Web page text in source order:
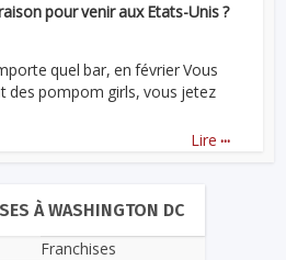
pour venir aux Etats-Unis ?
quel bar, en février Vous
des pompom girls, vous jetez
Lire ...
À WASHINGTON DC
Franchises